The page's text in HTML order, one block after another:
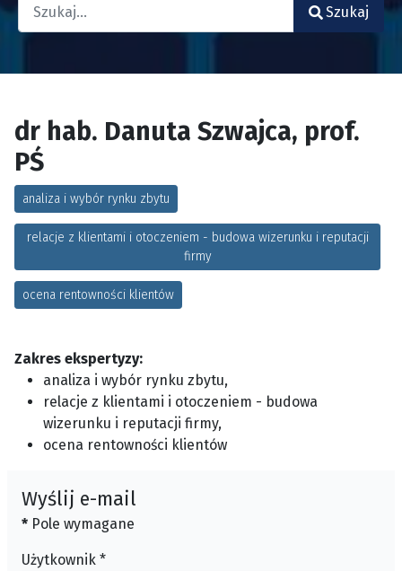
Szukaj
dr hab. Danuta Szwajca, prof.
PŚ
analiza i wybór rynku zbytu
relacje z klientami i otoczeniem - budowa wizerunku i reputacji
firmy
ocena rentowności klientów
Zakres ekspertyzy:
analiza i wybór rynku zbytu,
relacje z klientami i otoczeniem - budowa
wizerunku i reputacji firmy,
ocena rentowności klientów
Wyślij e-mail
* Pole wymagane
Użytkownik *